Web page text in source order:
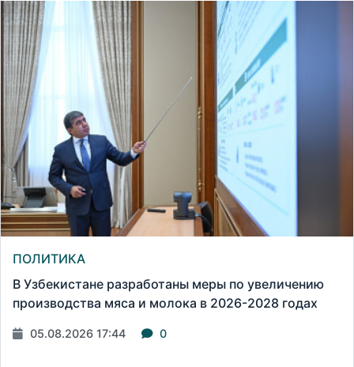
ПОЛИТИКА
В Узбекистане разработаны меры по увеличению
производства мяса и молока в 2026-2028 годах
05.08.2026 17:44 0